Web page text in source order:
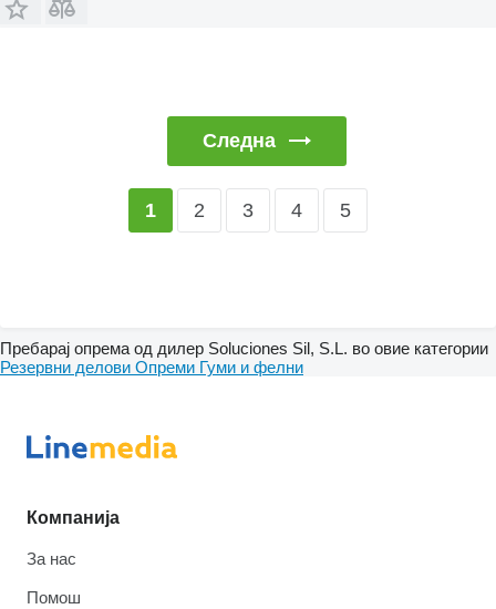
Следна
1 2 3 4 5
Пребарај опрема од дилер Soluciones Sil, S.L. во овие категории
Резервни делови Опреми Гуми и фелни
Компанија
За нас
Помош